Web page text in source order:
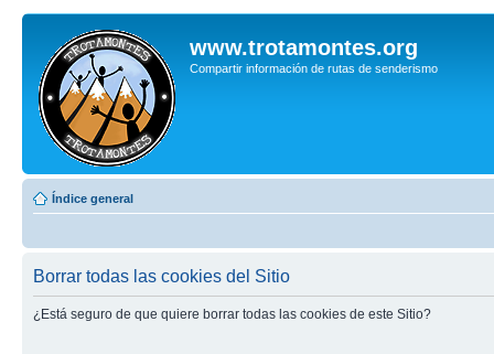
www.trotamontes.org
Compartir información de rutas de senderismo
Índice general
Borrar todas las cookies del Sitio
¿Está seguro de que quiere borrar todas las cookies de este Sitio?